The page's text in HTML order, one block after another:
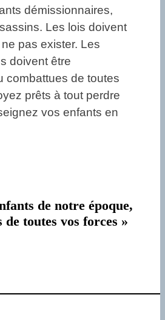
démissionnaires,
Les lois doivent
pas exister. Les
doivent être
combattues de toutes
prêts à tout perdre
vos enfants en
de notre époque,
toutes vos forces »